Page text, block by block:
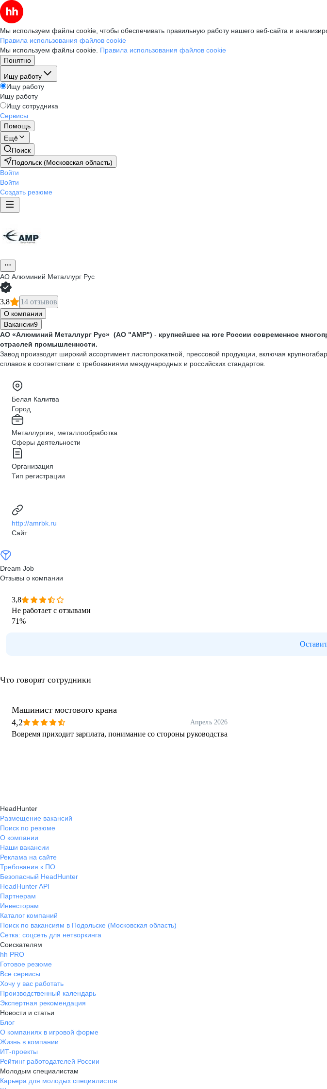
Мы используем файлы cookie, чтобы обеспечивать правильную работу нашего веб-сайта и
Правила использования файлов cookie
Мы используем файлы cookie. Правила использования файлов cookie
Понятно
Ищу работу
Ищу работу
Ищу работу
Ищу сотрудника
Сервисы
Помощь
Ещё
Поиск
Подольск (Московская область)
Войти
Войти
Создать резюме
АО Алюминий Металлург Рус
3,8 14 отзывов
О компании
Вакансии9
АО «Алюминий Металлург Рус» (АО "АМР") - крупнейшее на юге России современное
отраслей промышленности.
Завод производит широкий ассортимент листопрокатной, прессовой продукции, включая
сплавов в соответствии с требованиями международных и российских стандартов.
Белая Калитва
Город
Металлургия, металлообработка
Сферы деятельности
Организация
Тип регистрации
http://amrbk.ru
Сайт
Dream Job
Отзывы о компании
3,8
Не работает с отзывами
71%
Что говорят сотрудники
Машинист мостового крана
4,2
Апрель 2026
Вовремя приходит зарплата, понимание со стороны руководства
HeadHunter
Размещение вакансий
Поиск по резюме
О компании
Наши вакансии
Реклама на сайте
Требования к ПО
Безопасный HeadHunter
HeadHunter API
Партнерам
Инвесторам
Каталог компаний
Поиск по вакансиям в Подольске (Московская область)
Сетка: соцсеть для нетворкинга
Соискателям
hh PRO
Готовое резюме
Все сервисы
Хочу у вас работать
Производственный календарь
Экспертная рекомендация
Новости и статьи
Блог
О компаниях в игровой форме
Жизнь в компании
ИТ-проекты
Рейтинг работодателей России
Молодым специалистам
Карьера для молодых специалистов